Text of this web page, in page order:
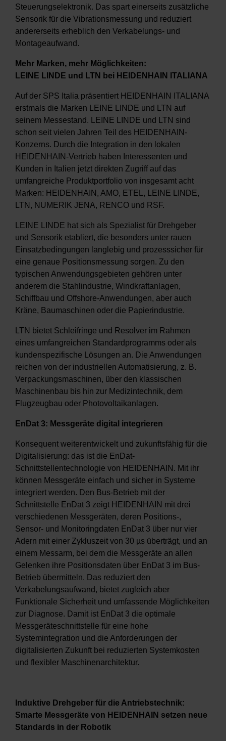
Steuerungselektronik. Das spart einerseits zusätzliche
Sensorik für die Vibrationsmessung und reduziert
andererseits erheblich den Verkabelungs- und
Montageaufwand.
Mehr Marken, mehr Möglichkeiten:
LEINE LINDE und LTN bei HEIDENHAIN ITALIANA
Auf der SPS Italia präsentiert HEIDENHAIN ITALIANA
erstmals die Marken LEINE LINDE und LTN auf
seinem Messestand. LEINE LINDE und LTN sind
schon seit vielen Jahren Teil des HEIDENHAIN-
Konzerns. Durch die Integration in den lokalen
HEIDENHAIN-Vertrieb haben Interessenten und
Kunden in Italien jetzt direkten Zugriff auf das
umfangreiche Produktportfolio von insgesamt acht
Marken: HEIDENHAIN, AMO, ETEL, LEINE LINDE,
LTN, NUMERIK JENA, RENCO und RSF.
LEINE LINDE hat sich als Spezialist für Drehgeber
und Sensorik etabliert, die besonders unter rauen
Einsatzbedingungen langlebig und prozesssicher für
eine genaue Positionsmessung sorgen. Zu den
typischen Anwendungsgebieten gehören unter
anderem die Stahlindustrie, Windkraftanlagen,
Schiffbau und Offshore-Anwendungen, aber auch
Kräne, Baumaschinen oder die Papierindustrie.
LTN bietet Schleifringe und Resolver im Rahmen
eines umfangreichen Standardprogramms oder als
kundenspezifische Lösungen an. Die Anwendungen
reichen von der industriellen Automatisierung, z. B.
Verpackungsmaschinen, über den klassischen
Maschinenbau bis hin zur Medizintechnik, dem
Flugzeugbau oder Photovoltaikanlagen.
EnDat 3: Messgeräte digital integrieren
Konsequent weiterentwickelt und zukunftsfähig für die
Digitalisierung: das ist die EnDat-
Schnittstellentechnologie von HEIDENHAIN. Mit ihr
können Messgeräte einfach und sicher in Systeme
integriert werden. Den Bus-Betrieb mit der
Schnittstelle EnDat 3 zeigt HEIDENHAIN mit drei
verschiedenen Messgeräten, deren Positions-,
Sensor- und Monitoringdaten EnDat 3 über nur vier
Adern mit einer Zykluszeit von 30 µs überträgt, und an
einem Messarm, bei dem die Messgeräte an allen
Gelenken ihre Positionsdaten über EnDat 3 im Bus-
Betrieb übermitteln. Das reduziert den
Verkabelungsaufwand, bietet zugleich aber
Funktionale Sicherheit und umfassende Möglichkeiten
zur Diagnose. Damit ist EnDat 3 die optimale
Messgeräteschnittstelle für eine hohe
Systemintegration und die Anforderungen der
digitalisierten Zukunft bei reduzierten Systemkosten
und flexibler Maschinenarchitektur.
Induktive Drehgeber für die Antriebstechnik:
Smarte Messgeräte von HEIDENHAIN setzen neue
Standards in der Robotik